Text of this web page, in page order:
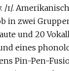
/ɪ/.
in zwei
und 20
eines
Pin-Pen-